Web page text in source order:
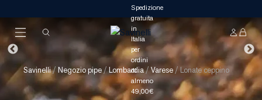
Savinelli/ Negozio pipe/Lombardia/Varese / Lonate ceppino